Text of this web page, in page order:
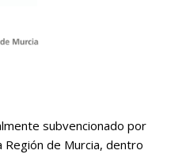
subvencionado por
de Murcia, dentro